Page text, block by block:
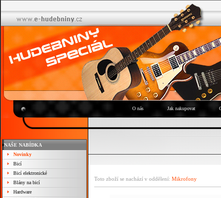
O nás Jak nakupovat
NAŠE NABÍDKA
Novinky
Bicí
Bicí elektronické
Blány na bicí
Hardware
Toto zboží se nachází v oddělení: Mikrofony